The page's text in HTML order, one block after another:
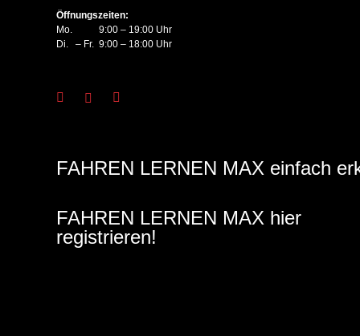
Öffnungszeiten:
Mo. 9:00 – 19:00 Uhr
Di. – Fr. 9:00 – 18:00 Uhr
FAHREN LERNEN MAX einfach
FAHREN LERNEN MAX hier
registrieren!